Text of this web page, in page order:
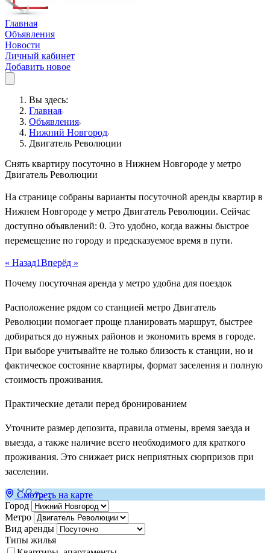
Главная
Объявления
Новости
Личный кабинет
Добавить новое
Вы здесь:
Главная
Объявления
Нижний Новгород
Двигатель Революции
Снять квартиру посуточно в Нижнем Новгороде у метро
Двигатель Революции
На странице собраны варианты посуточной аренды квартир в
Нижнем Новгороде у метро Двигатель Революции. Сейчас
доступно объявлений: 0. Это удобно, когда важны быстрое
перемещение по городу и предсказуемое время в пути.
« Назад1Вперёд »
Почему посуточная аренда у метро удобна для поездок
Расположение рядом со станцией метро Двигатель
Революции помогает проще планировать маршрут, быстрее
добираться до нужных районов и экономить время в городе.
При выборе учитывайте не только близость к станции, но и
фактическое состояние квартиры, формат заселения и полную
стоимость проживания.
Практические детали перед бронированием
Уточните размер депозита, правила отмены, время заезда и
выезда, а также наличие всего необходимого для краткого
проживания. Это снижает риск неприятных сюрпризов при
заселении.
Смотреть на карте
Город
Метро
Вид аренды
Типы жилья